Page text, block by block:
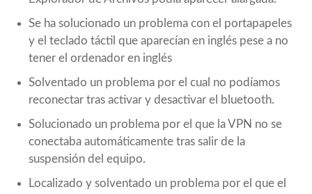
Se ha solucionado un problema con el portapapeles
y el teclado táctil que aparecían en inglés pese a no
tener el ordenador en inglés
Solventado un problema por el cual no podíamos
reconectar tras activar y desactivar el bluetooth.
Solucionado un problema por el que la VPN no se
conectaba automáticamente tras salir de la
suspensión del equipo.
Localizado y solventado un problema por el que el